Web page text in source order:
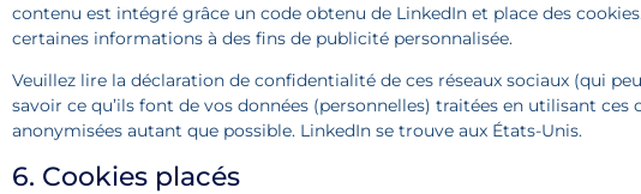
contenu est intégré grâce un code obtenu de LinkedIn et place des
certaines informations à des fins de publicité personnalisée.
Veuillez lire la déclaration de confidentialité de ces réseaux sociaux (qui
savoir ce qu’ils font de vos données (personnelles) traitées en utilisant ces
anonymisées autant que possible. LinkedIn se trouve aux États-Unis.
6. Cookies placés